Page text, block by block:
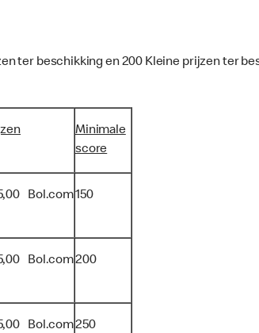
ter beschikking en 200 Kleine prijzen ter
Minimale
score
Bol.com150
Bol.com200
Bol.com250